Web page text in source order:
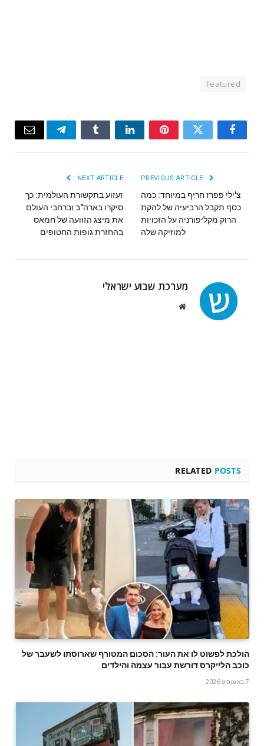
Featured
Facebook
Twitter
Pinterest
LinkedIn
Tumblr
Telegram
Email
צ'ילי פפרז חריף במיוחד: כמה
כסף תקבל הרביעיה של להקת
הרוק מקליפורניה על הזכויות
למוזיקה שלה
NEXT ARTICLE
זעזוע בתקשורת העולמית: כך
סיקרו בארה"ב וברחבי העולם
את מיצג הזוועה של חמאס
בהחזרת גופות החטופים
מערכת שבוע ישראלי
Website
RELATED POSTS
הולכת לפשוט לו את העור: הסכום המטורף שארוסתו לשעבר של
כוכב הלייקרס דורשת עבור עצמה והילדים
7 באוגוסט 2026